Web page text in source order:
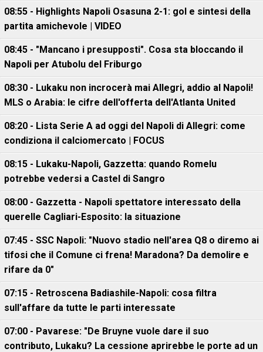
08:55 - Highlights Napoli Osasuna 2-1: gol e sintesi della
partita amichevole | VIDEO
08:45 - "Mancano i presupposti". Cosa sta bloccando il
Napoli per Atubolu del Friburgo
08:30 - Lukaku non incrocerà mai Allegri, addio al Napoli!
MLS o Arabia: le cifre dell'offerta dell'Atlanta United
08:20 - Lista Serie A ad oggi del Napoli di Allegri: come
condiziona il calciomercato | FOCUS
08:15 - Lukaku-Napoli, Gazzetta: quando Romelu
potrebbe vedersi a Castel di Sangro
08:00 - Gazzetta - Napoli spettatore interessato della
querelle Cagliari-Esposito: la situazione
07:45 - SSC Napoli: "Nuovo stadio nell'area Q8 o diremo ai
tifosi che il Comune ci frena! Maradona? Da demolire e
rifare da 0"
07:15 - Retroscena Badiashile-Napoli: cosa filtra
sull'affare da tutte le parti interessate
07:00 - Pavarese: "De Bruyne vuole dare il suo
contributo, Lukaku? La cessione aprirebbe le porte ad un